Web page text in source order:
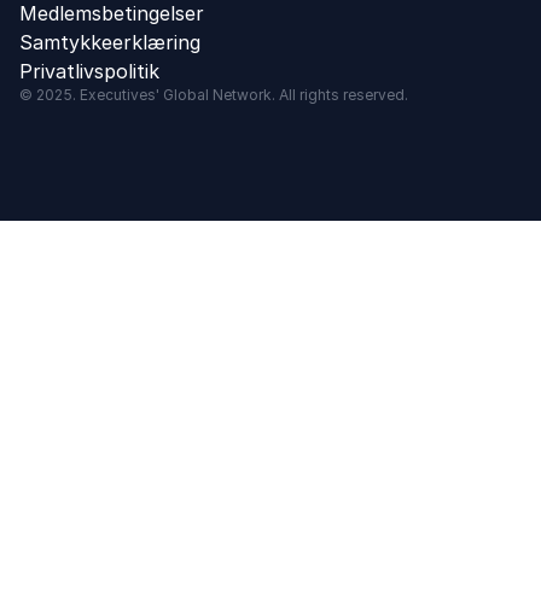
© 2025. Executives' Global Network. All rights reserved.
Medlemsbetingelser
Samtykkeerklæring
Privatlivspolitik